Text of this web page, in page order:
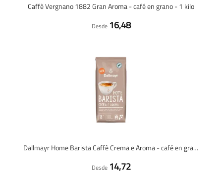
Caffè Vergnano 1882 Gran Aroma - café en grano - 1 kilo
Desde 16,48
Dallmayr Home Barista Caffè Crema e Aroma - café en grano - 1 kilo
Desde 14,72